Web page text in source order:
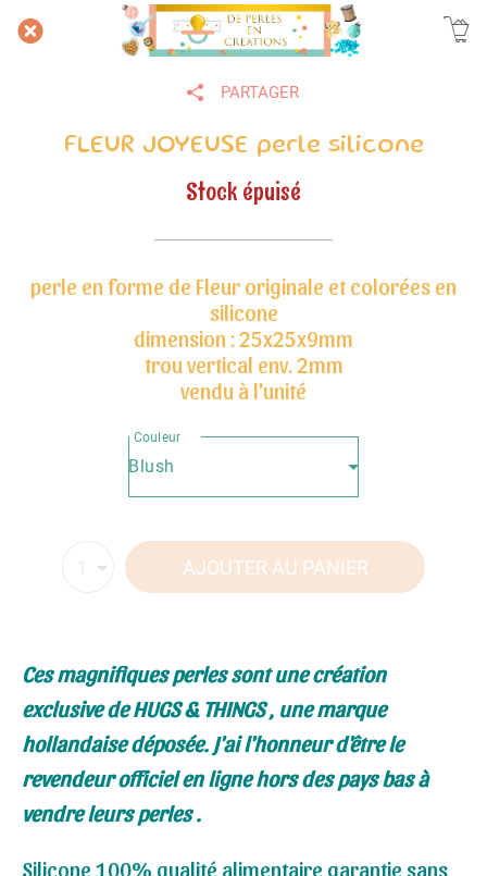
PARTAGER
FLEUR JOYEUSE perle silicone
Stock épuisé
perle en forme de Fleur originale et colorées en
silicone
dimension : 25x25x9mm
trou vertical env. 2mm
vendu à l'unité
Couleur
Blush
AJOUTER AU PANIER
Ces magnifiques perles sont une création
exclusive de HUGS & THINGS , une marque
hollandaise déposée. J'ai l'honneur d'être le
revendeur officiel en ligne hors des pays bas à
vendre leurs perles .
Silicone 100% qualité alimentaire garantie sans